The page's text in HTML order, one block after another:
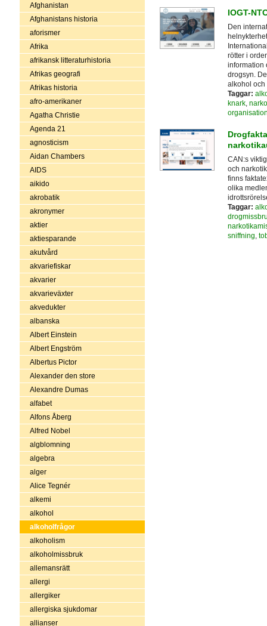
Afghanistan
Afghanistans historia
aforismer
Afrika
afrikansk litteraturhistoria
Afrikas geografi
Afrikas historia
afro-amerikaner
Agatha Christie
Agenda 21
agnosticism
Aidan Chambers
AIDS
aikido
akrobatik
akronymer
aktier
aktiesparande
akutvård
akvariefiskar
akvarier
akvarieväxter
akvedukter
albanska
Albert Einstein
Albert Engström
Albertus Pictor
Alexander den store
Alexandre Dumas
alfabet
Alfons Åberg
Alfred Nobel
algblomning
algebra
alger
Alice Tegnér
alkemi
alkohol
alkoholfrågor
alkoholism
alkoholmissbruk
allemansrätt
allergi
allergiker
allergiska sjukdomar
allianser
IOGT-
Den
rötter i
information
drogsyn.
alkohol och
Taggar:
knark,
CAN:s
och
finns
olika
Taggar:
sniffning,